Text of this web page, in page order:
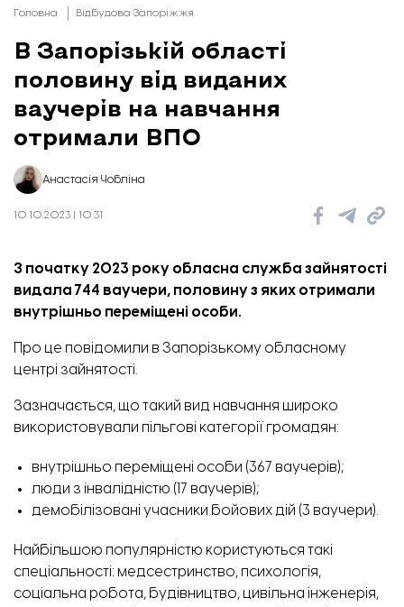
Головна Відбудова Запоріжжя
В Запорізькій області
половину від виданих
ваучерів на навчання
отримали ВПО
Анастасія Чобліна
10.10.2023 | 10:31
З початку 2023 року обласна служба зайнятості
видала 744 ваучери, половину з яких отримали
внутрішньо переміщені особи.
Про це повідомили в Запорізькому обласному
центрі зайнятості.
Зазначається, що такий вид навчання широко
використовували пільгові категорії громадян:
внутрішньо переміщені особи (367 ваучерів);
люди з інвалідністю (17 ваучерів);
демобілізовані учасники бойових дій (3 ваучери).
Найбільшою популярністю користуються такі
спеціальності: медсестринство, психологія,
соціальна робота, будівництво, цивільна інженерія,